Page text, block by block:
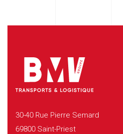
30-40 Rue Pierre Semard
69800 Saint-Priest